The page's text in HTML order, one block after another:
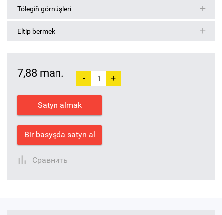
Tölegiň görnüşleri
Eltip bermek
7,88 man. - +
Satyn almak
Bir basyşda satyn al
Сравнить